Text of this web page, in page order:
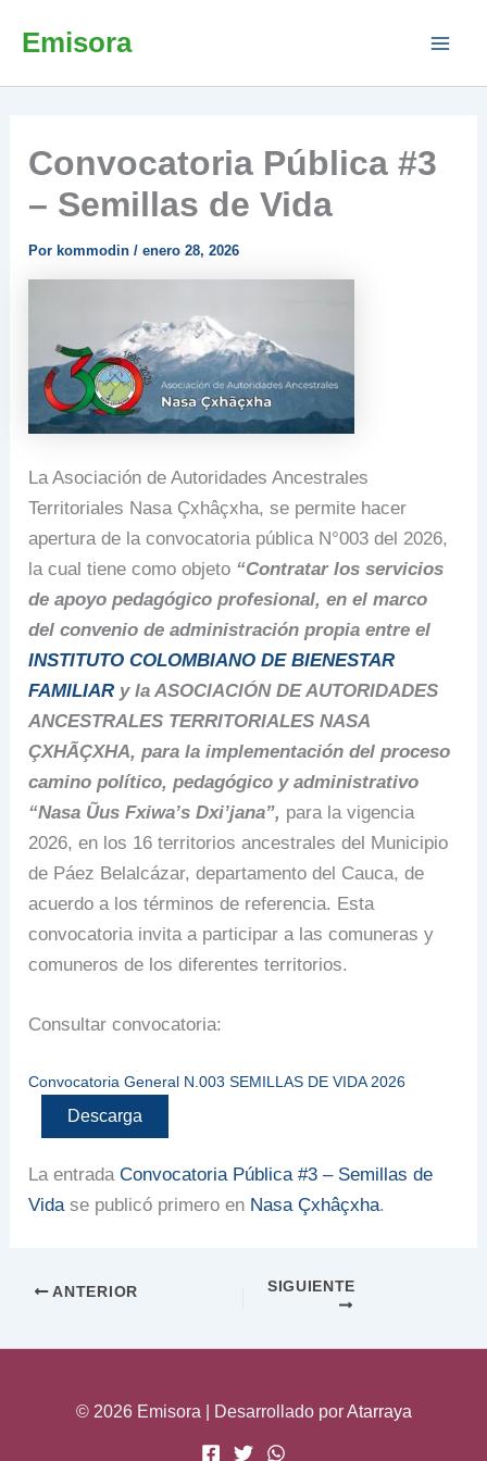
Emisora
Convocatoria Pública #3
– Semillas de Vida
Por kommodin/enero 28, 2026
La Asociación de Autoridades Ancestrales
Territoriales Nasa Çxhâçxha, se permite hacer
apertura de la convocatoria pública N°003 del 2026,
la cual tiene como objeto “Contratar los servicios
de apoyo pedagógico profesional, en el marco
del convenio de administración propia entre el
INSTITUTO COLOMBIANO DE BIENESTAR
FAMILIAR y la ASOCIACIÓN DE AUTORIDADES
ANCESTRALES TERRITORIALES NASA
ÇXHÃÇXHA, para la implementación del proceso
camino político, pedagógico y administrativo
“Nasa Ũus Fxiwa’s Dxi’jana”, para la vigencia
2026, en los 16 territorios ancestrales del Municipio
de Páez Belalcázar, departamento del Cauca, de
acuerdo a los términos de referencia. Esta
convocatoria invita a participar a las comuneras y
comuneros de los diferentes territorios.
Consultar convocatoria:
Convocatoria General N.003 SEMILLAS DE VIDA 2026
Descarga
La entradaConvocatoria Pública #3 – Semillas de
Vidase publicó primero en Nasa Çxhâçxha.
ANTERIOR SIGUIENTE
© 2026 Emisora | Desarrollado porAtarraya